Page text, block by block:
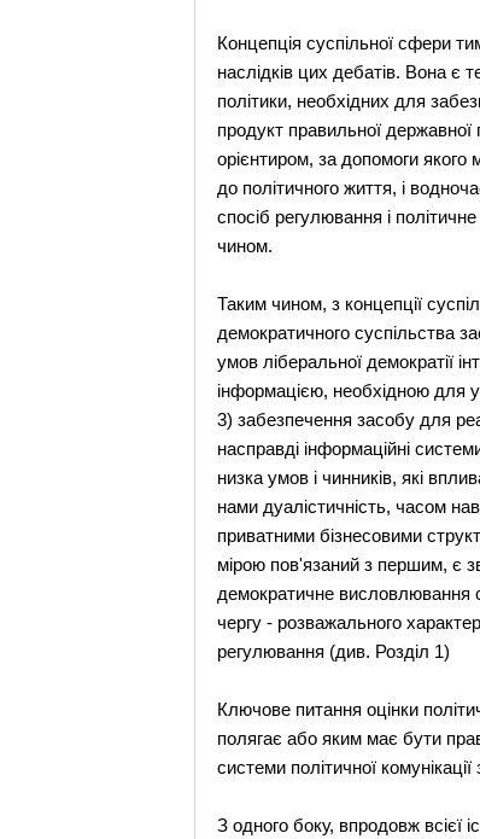
Концепція суспільної сфери
наслідків цих дебатів. Вона є
політики, необхідних для
продукт правильної
орієнтиром, за допомоги якого
до політичного життя, і
спосіб регулювання і
чином.
Таким чином, з концепції
демократичного суспільства
умов ліберальної демократії
інформацією, необхідною для
3) забезпечення засобу для
насправді інформаційні
низка умов і чинників, які
нами дуалістичність, часом
приватними бізнесовими
мірою пов'язаний з першим, є
демократичне висловлювання
чергу - розважального
регулювання (див. Розділ 1)
Ключове питання оцінки
полягає або яким має бути
системи політичної
З одного боку, впродовж всієї